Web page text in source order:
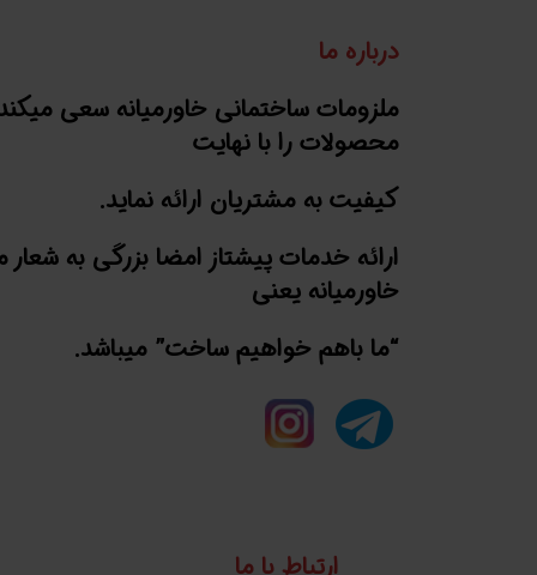
درباره ما
ملزومات ساختمانی خاورمیانه سعی
محصولات را با نهایت
کیفیت به مشتریان ارائه نماید.
ارائه خدمات پیشتاز امضا بزرگی به شعار
خاورمیانه یعنی
“ما باهم خواهیم ساخت” میباشد.
ارتباط با ما